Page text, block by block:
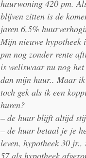
huurwoning 420 pm.
blijven zitten is de
jaren 6,5%
Mijn nieuwe hypotheek
pm nog zonder rente
is weliswaar nu nog
dan mijn huur.. Maar
toch gek als ik een
huren?
– de huur blijft altijd
– de huur betaal je je
leven, hypotheek 30 jr.,
57 als hypotheek